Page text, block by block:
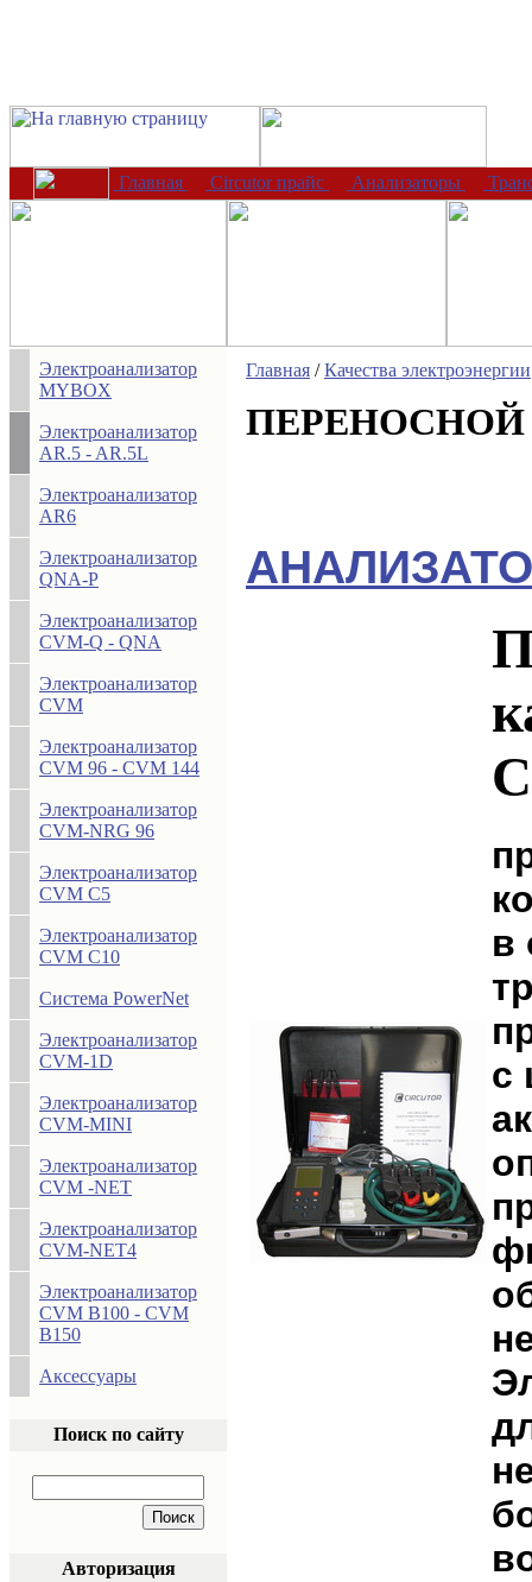
Главная Circutor прайс Анализаторы
Электроанализатор
MYBOX
Электроанализатор
AR.5 - AR.5L
Электроанализатор
AR6
Электроанализатор
QNA-P
Электроанализатор
CVM-Q - QNA
Электроанализатор
CVM
Электроанализатор
CVM 96 - CVM 144
Электроанализатор
CVM-NRG 96
Электроанализатор
CVM C5
Электроанализатор
CVM C10
Система PowerNet
Электроанализатор
CVM-1D
Электроанализатор
CVM-MINI
Электроанализатор
CVM -NET
Электроанализатор
CVM-NET4
Электроанализатор
CVM B100 - CVM
B150
Аксессуары
Поиск по сайту
Авторизация
Главная /Качества электроэнергии
ПЕРЕНОСНОЙ
в
с